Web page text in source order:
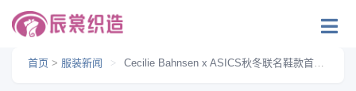
首页 > 服装新闻 > Cecilie Bahnsen x ASICS秋冬联名鞋款首曝光！花卉压胶设计惊艳亮相